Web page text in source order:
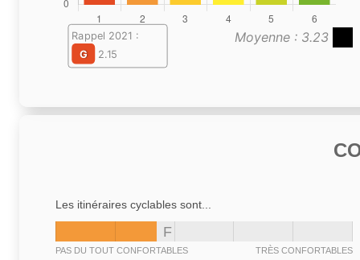
Moyenne : 3.23
Rappel 2021 :
G
2.15
Les itinéraires cyclables sont...
F
PAS DU TOUT CONFORTABLES TRÈS CONFORTABLES